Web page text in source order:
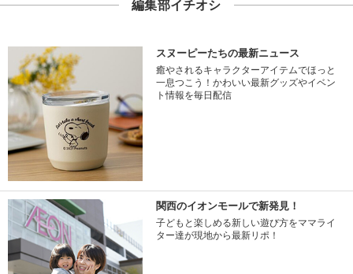
編集部イチオシ
スヌーピーたちの最新ニュース
癒やされるキャラクターアイテムでほっと
一息つこう！かわいい最新グッズやイベン
ト情報を毎日配信
関西のイオンモールで新発見！
子どもと楽しめる新しい遊び方をママライ
ター達が現地から最新リポ！